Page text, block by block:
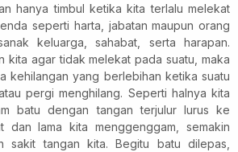
hanya timbul ketika kita terlalu melekat
seperti harta, jabatan maupun orang
keluarga, sahabat, serta harapan.
kita agar tidak melekat pada suatu, maka
kehilangan yang berlebihan ketika suatu
pergi menghilang. Seperti halnya kita
batu dengan tangan terjulur lurus ke
dan lama kita menggenggam, semakin
sakit tangan kita. Begitu batu dilepas,